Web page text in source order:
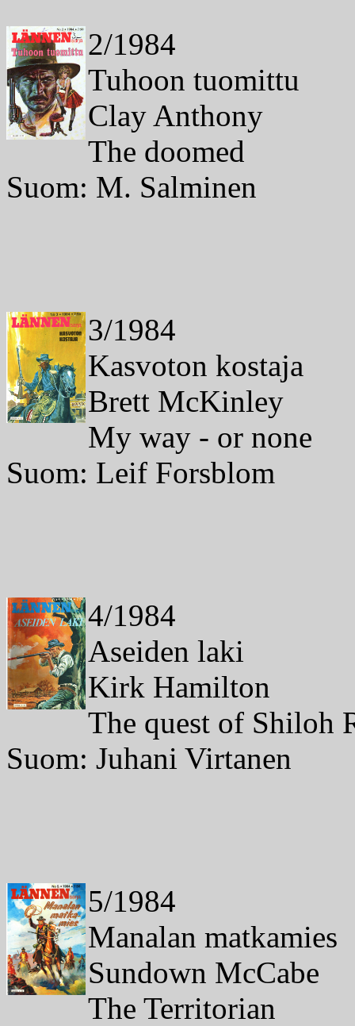
2/1984
Tuhoon tuomittu
Clay Anthony
The doomed
Suom: M. Salminen
3/1984
Kasvoton kostaja
Brett McKinley
My way - or none
Suom: Leif Forsblom
4/1984
Aseiden laki
Kirk Hamilton
The quest of Shiloh
Suom: Juhani Virtanen
5/1984
Manalan matkamies
Sundown McCabe
The Territorian